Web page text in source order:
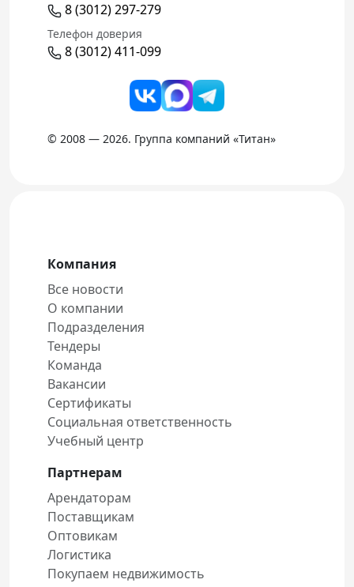
8 (3012) 297-279
Телефон доверия
8 (3012) 411-099
© 2008 — 2026. Группа компаний «Титан»
Компания
Все новости
О компании
Подразделения
Тендеры
Команда
Вакансии
Сертификаты
Социальная ответственность
Учебный центр
Партнерам
Арендаторам
Поставщикам
Оптовикам
Логистика
Покупаем недвижимость